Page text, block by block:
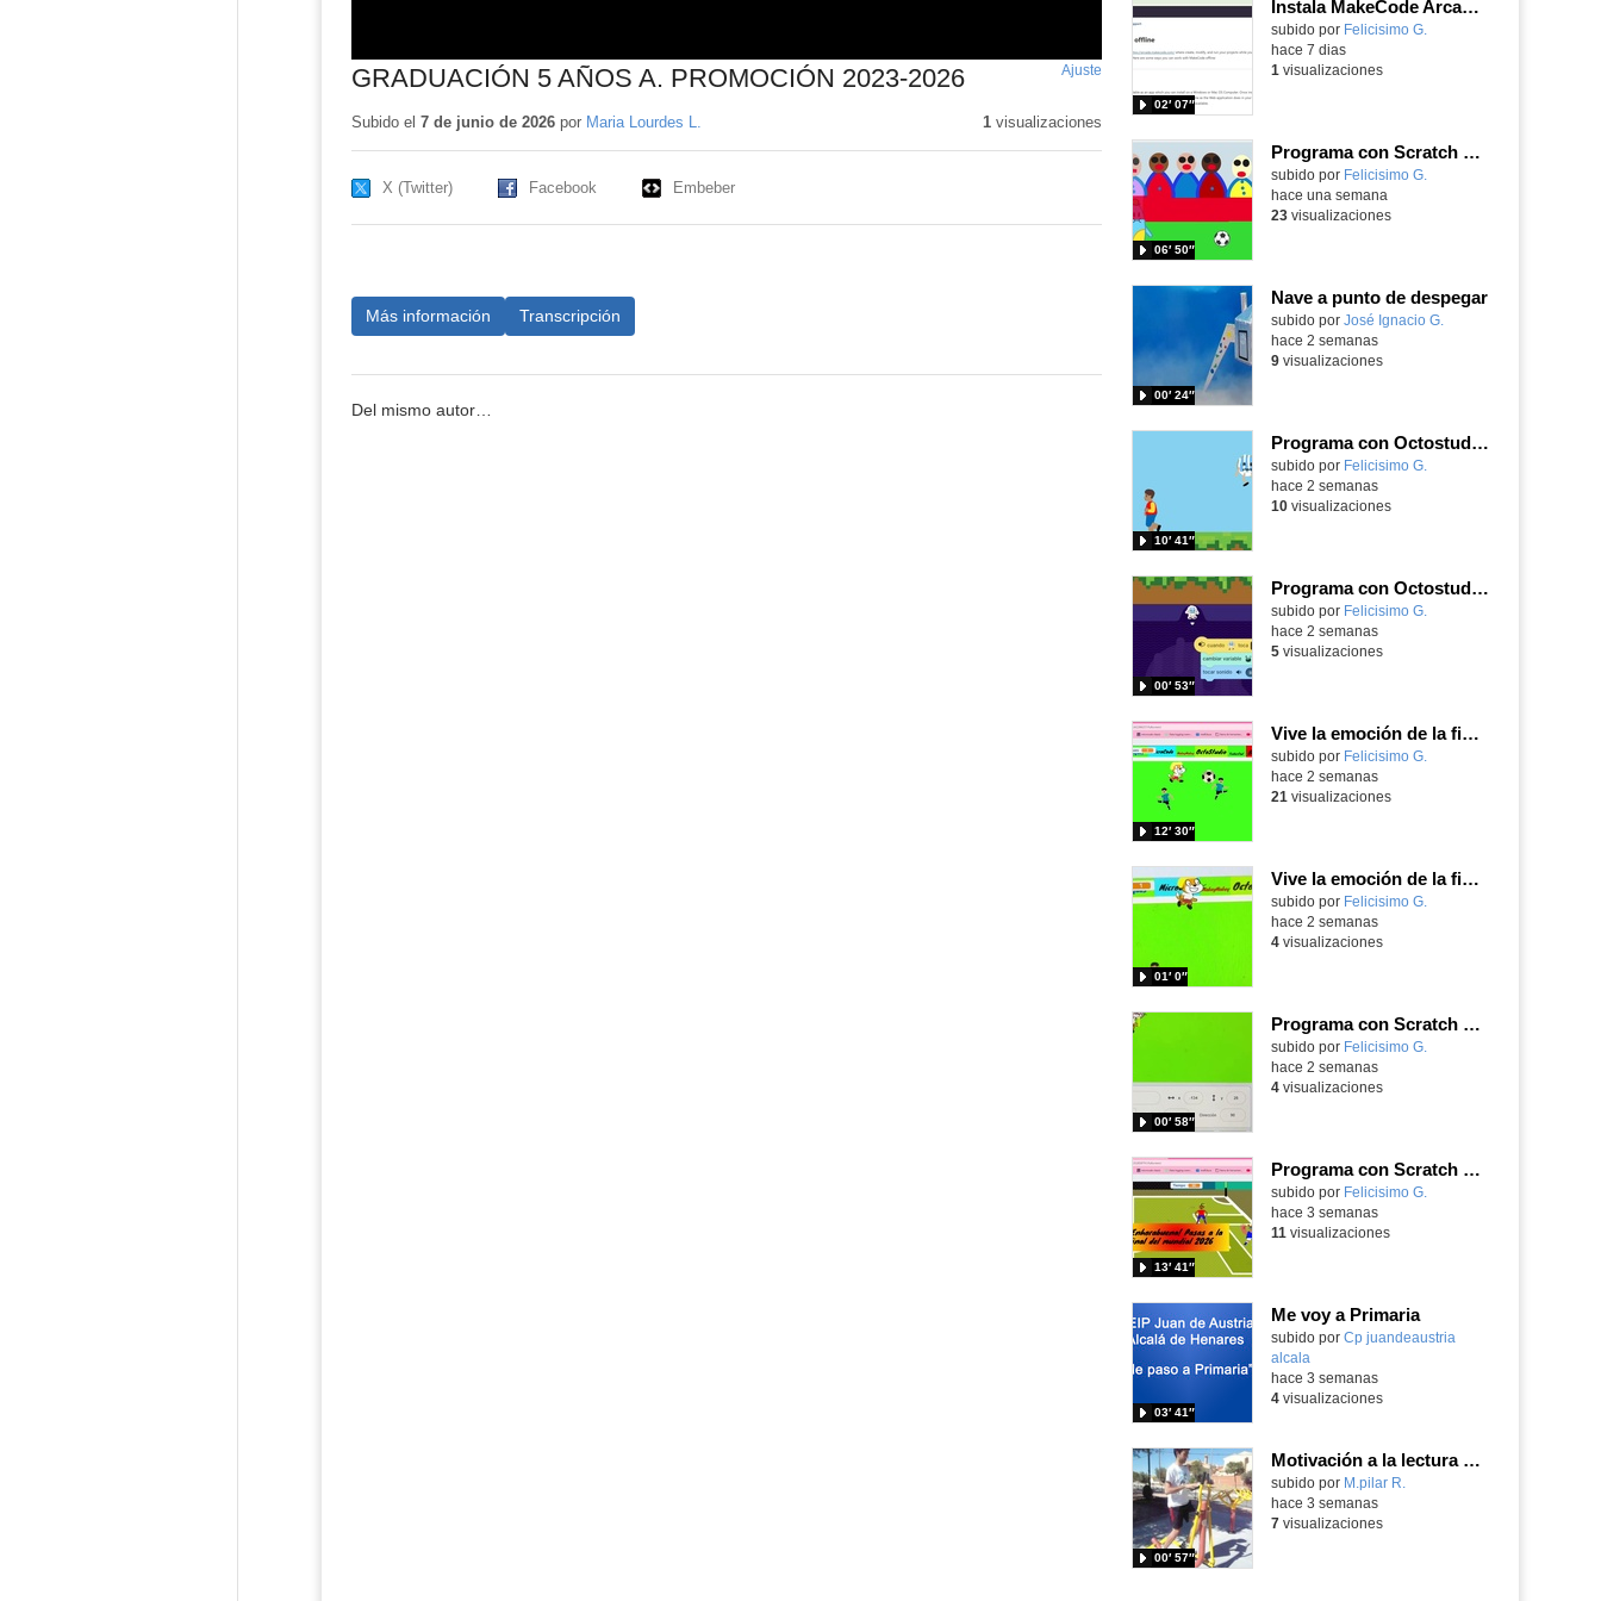
GRADUACIÓN 5 AÑOS A. PROMOCIÓN 2023-2026 Ajuste
pantalla
Subido el 7 de junio de 2026por Maria Lourdes L. 1visualizaciones
X (Twitter) Facebook Embeber
Más información Transcripción
Del mismo autor…
Instala MakeCode Arcade offline para programar grandes juegos sin necesidad de Internet
Contenido educativo.
subido por Felicisimo G.
02′ 07″
hace 7 dias
1 visualizaciones
Programa con Scratch Jr una barrera que se desplaza para dar sensación de movimiento
Contenido educativo.
subido por Felicisimo G.
06′ 50″
hace una semana
23visualizaciones
Nave a punto de despegar
Contenido educativo.
subido por José Ignacio G.
00′ 24″
hace 2 semanas
9visualizaciones
Programa con Octostudio, un juego de 4 personajes ganando la copa del mundo saltando y esquivando rivales.
Contenido educativo.
subido por Felicisimo G.
10′ 41″
hace 2 semanas
10visualizaciones
Programa con Octostudio, un juego moviendo la tablet para ganar con España, el mundial 2026
Contenido educativo.
subido por Felicisimo G.
00′ 53″
hace 2 semanas
5visualizaciones
Vive la emoción de la final del mundial programando con Scratch, un juego de toques y esquivar contrarios
Contenido educativo.
subido por Felicisimo G.
12′ 30″
hace 2 semanas
21 visualizaciones
Vive la emoción de la final del mundial 2026, programando con Scratch un juego de toques.
Contenido educativo.
subido por Felicisimo G.
01′ 0″
hace 2 semanas
4visualizaciones
Programa con Scratch un juego sanferminero con Mikel Merino evitando toros y dando toques al balón.
Contenido educativo.
subido por Felicisimo G.
00′ 58″
hace 2 semanas
4visualizaciones
Programa con Scratch un juego para vivir la emoción de los centros desde la banda de España
Contenido educativo.
subido por Felicisimo G.
13′ 41″
hace 3 semanas
11 visualizaciones
Me voy a Primaria
Contenido educativo.
subido por Cp juandeaustria
alcala
03′ 41″
hace 3 semanas
4visualizaciones
Motivación a la lectura Publidad realizada por alumnos
Contenido educativo.
subido por M.pilar R.
00′ 57″
hace 3 semanas
7visualizaciones